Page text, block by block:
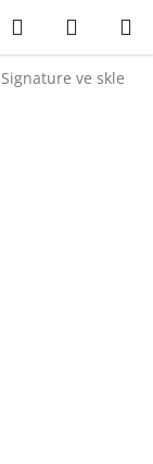
Hledat
KOŠÍK
ve skle